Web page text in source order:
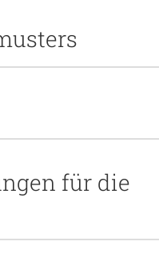
für die